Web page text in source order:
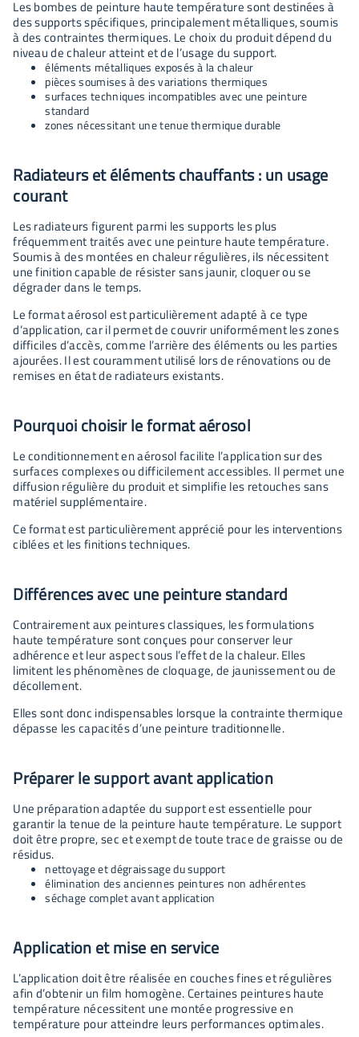
Les bombes de peinture haute température sont destinées à
des supports spécifiques, principalement métalliques, soumis
à des contraintes thermiques. Le choix du produit dépend du
niveau de chaleur atteint et de l’usage du support.
éléments métalliques exposés à la chaleur
pièces soumises à des variations thermiques
surfaces techniques incompatibles avec une peinture
standard
zones nécessitant une tenue thermique durable
Radiateurs et éléments chauffants : un usage
courant
Les radiateurs figurent parmi les supports les plus
fréquemment traités avec une peinture haute température.
Soumis à des montées en chaleur régulières, ils nécessitent
une finition capable de résister sans jaunir, cloquer ou se
dégrader dans le temps.
Le format aérosol est particulièrement adapté à ce type
d’application, car il permet de couvrir uniformément les zones
difficiles d’accès, comme l’arrière des éléments ou les parties
ajourées. Il est couramment utilisé lors de rénovations ou de
remises en état de radiateurs existants.
Pourquoi choisir le format aérosol
Le conditionnement en aérosol facilite l’application sur des
surfaces complexes ou difficilement accessibles. Il permet une
diffusion régulière du produit et simplifie les retouches sans
matériel supplémentaire.
Ce format est particulièrement apprécié pour les interventions
ciblées et les finitions techniques.
Différences avec une peinture standard
Contrairement aux peintures classiques, les formulations
haute température sont conçues pour conserver leur
adhérence et leur aspect sous l’effet de la chaleur. Elles
limitent les phénomènes de cloquage, de jaunissement ou de
décollement.
Elles sont donc indispensables lorsque la contrainte thermique
dépasse les capacités d’une peinture traditionnelle.
Préparer le support avant application
Une préparation adaptée du support est essentielle pour
garantir la tenue de la peinture haute température. Le support
doit être propre, sec et exempt de toute trace de graisse ou de
résidus.
nettoyage et dégraissage du support
élimination des anciennes peintures non adhérentes
séchage complet avant application
Application et mise en service
L’application doit être réalisée en couches fines et régulières
afin d’obtenir un film homogène. Certaines peintures haute
température nécessitent une montée progressive en
température pour atteindre leurs performances optimales.